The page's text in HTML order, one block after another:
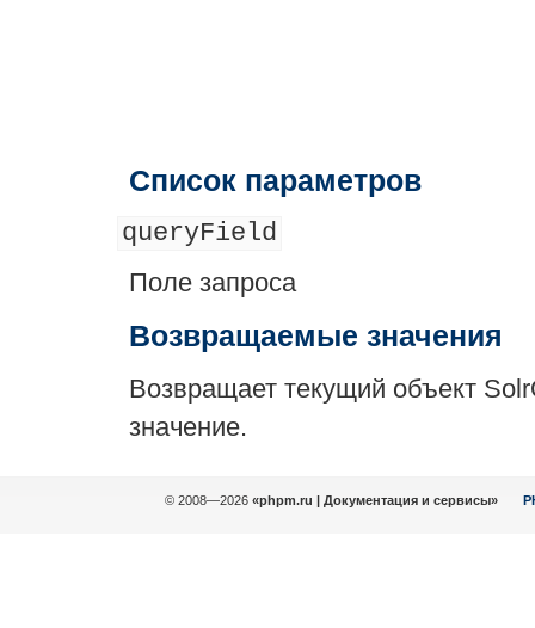
Список параметров
queryField
Поле запроса
Возвращаемые значения
Возвращает текущий объект
значение.
© 2008—2026 «phpm.ru | Документация и сервисы»